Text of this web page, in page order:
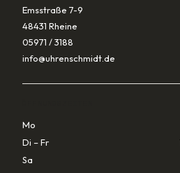
Emsstraße 7-9
48431 Rheine
05971 / 3188
info@uhrenschmidt.de
Mo
Di – Fr
Sa